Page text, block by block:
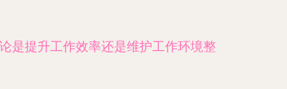
是提升工作效率还是维护工作环境整